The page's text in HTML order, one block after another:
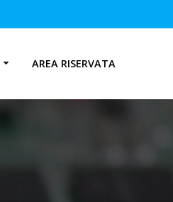
AREA RISERVATA